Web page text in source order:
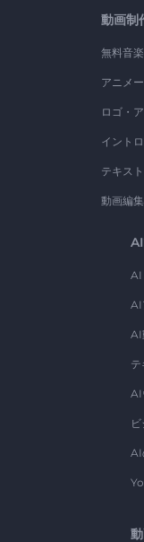
動画制
無料音
アニメ
ロゴ・
イント
テキス
動画編
AI
AI
AI
AI
AI